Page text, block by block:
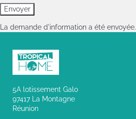
La demande d'information a été envoyée.
5A lotissement Galo
97417 La Montagne
Réunion